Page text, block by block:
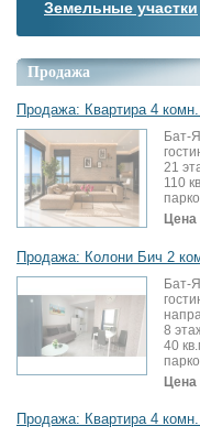
Земельные участки
Продажа
Продажа: Квартира 4
Бат-
21
110
Цена
Продажа: Колони Бич 2
Бат-
8
40
Цена
Продажа: Квартира 4